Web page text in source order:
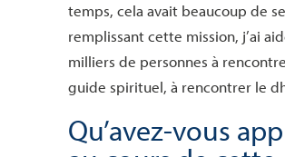
temps, cela avait beaucoup de
remplissant cette mission, j’ai
milliers de personnes à
guide spirituel, à rencontrer le
Qu’avez-vous